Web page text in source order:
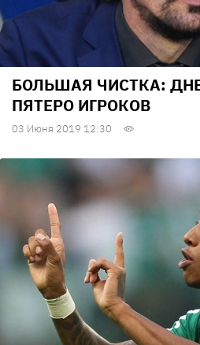
БОЛЬШАЯ ЧИСТКА:
ПЯТЕРО ИГРОКОВ
03 Июня 2019 12:30